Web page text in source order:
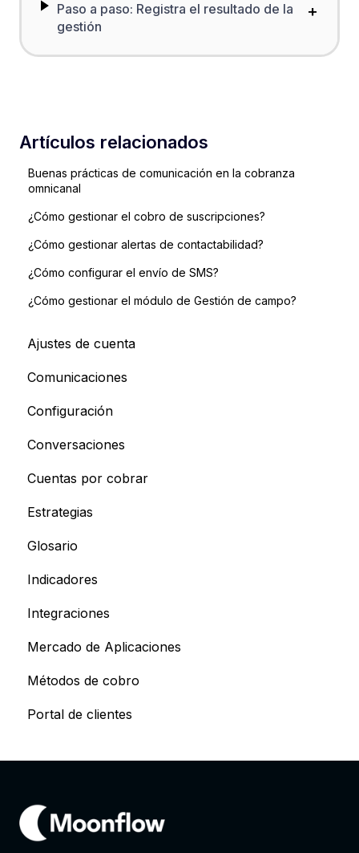
Paso a paso: Registra el resultado de la
gestión
+
Artículos relacionados
Buenas prácticas de comunicación en la cobranza
omnicanal
¿Cómo gestionar el cobro de suscripciones?
¿Cómo gestionar alertas de contactabilidad?
¿Cómo configurar el envío de SMS?
¿Cómo gestionar el módulo de Gestión de campo?
Ajustes de cuenta
Comunicaciones
Configuración
Conversaciones
Cuentas por cobrar
Estrategias
Glosario
Indicadores
Integraciones
Mercado de Aplicaciones
Métodos de cobro
Portal de clientes